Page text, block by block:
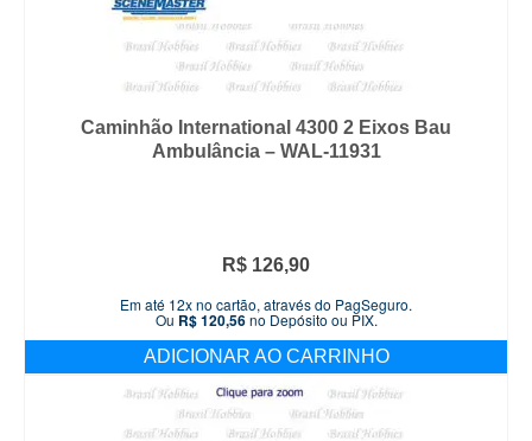
Caminhão International 4300 2 Eixos Bau
Ambulância – WAL-11931
R$ 126,90
Em até 12x no cartão, através do PagSeguro.
Ou R$120,56no Depósito ou PIX.
ADICIONAR AO CARRINHO